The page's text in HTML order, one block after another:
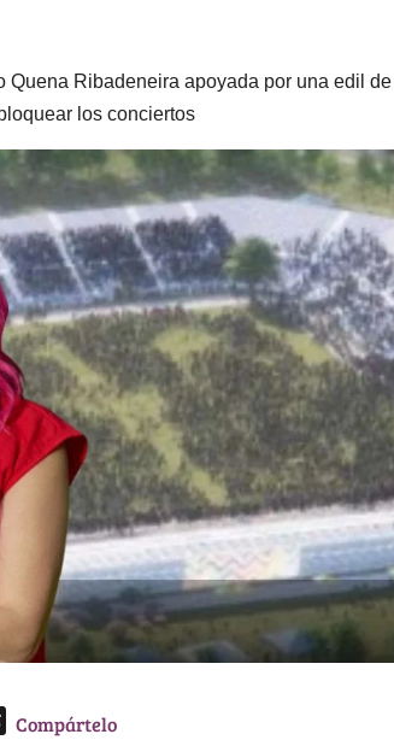
Quena Ribadeneira apoyada por una edil
los conciertos
TCompártelo